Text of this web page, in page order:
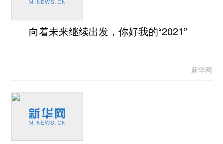
向着未来继续出发，你好我的“2021”
新华网